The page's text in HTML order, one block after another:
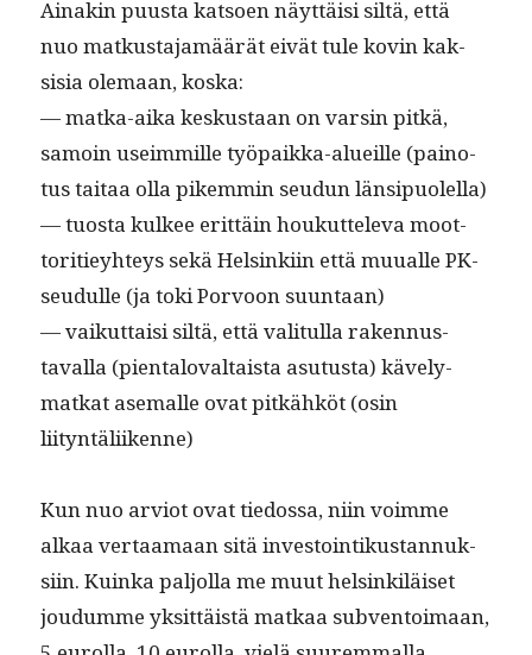
Ainakin puus­ta kat­soen näyt­täisi siltä, että
nuo matkus­ta­jamäärät eivät tule kovin kak­
sisia ole­maan, koska:
— mat­ka-aika keskus­taan on varsin pitkä,
samoin useim­mille työ­paik­ka-alueille (pain­o­
tus taitaa olla pikem­min seudun länsipuolella)
— tuos­ta kul­kee erit­täin houkut­tel­e­va moot­
tori­tiey­hteys sekä Helsinki­in että muualle PK-
seudulle (ja toki Por­voon suuntaan)
— vaikut­taisi siltä, että val­i­t­ul­la raken­nus­
taval­la (pien­talo­val­taista asu­tus­ta) käve­ly­
matkat ase­malle ovat pitkähköt (osin
liityntäliikenne)
Kun nuo arviot ovat tiedos­sa, niin voimme
alkaa ver­taa­maan sitä investoin­tikus­tan­nuk­
si­in. Kuin­ka paljol­la me muut helsinkiläiset
joudumme yksit­täistä matkaa sub­ven­toimaan,